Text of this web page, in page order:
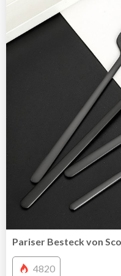
Pariser Besteck von
4820